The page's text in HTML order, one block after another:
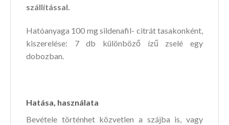
szállítással.
Hatóanyaga 100 mg sildenafil- citrát tasakonként,
kiszerelése: 7 db különböző ízű zselé egy
dobozban.
Hatása, használata
Bevétele történhet közvetlen a szájba is, vagy